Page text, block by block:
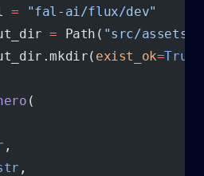
= "fal-ai/flux/dev"
= Path( "src/assets/
exist_ok=True
(
,
,